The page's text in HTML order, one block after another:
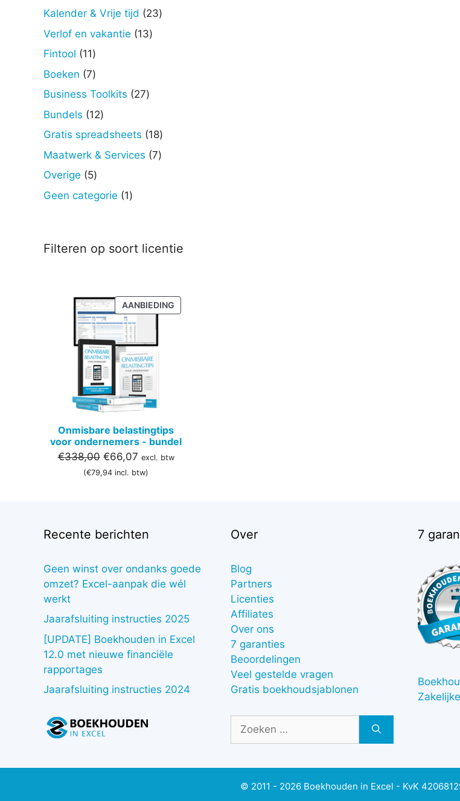
producten
Kalender & Vrije tijd 2323
Verlof en vakantie 1313
Fintool 1111
producten
Boeken 77
producten
Business Toolkits 2727
Bundels 1212
producten
Gratis spreadsheets 1818
producten
Maatwerk & Services 77
Overige 55
producten
Geen categorie 11
Filteren op soort licentie
AANBIEDINGPRODUCT
IN
Onmisbare belastingtips
voor ondernemers - bundel
€338,00 Oorspronkelijke
prijs
€66,07Huidige
prijs
excl. btw
(€79,94 incl. btw)
Recente berichten
Geen winst over ondanks goede
omzet? Excel-aanpak die wél
werkt
Jaarafsluiting instructies 2025
[UPDATE] Boekhouden in Excel
12.0 met nieuwe financiële
rapportages
Jaarafsluiting instructies 2024
Over
Blog
Partners
Licenties
Affiliates
Over ons
7 garanties
Beoordelingen
Veel gestelde vragen
Gratis boekhoudsjablonen
naar:
7
© 2011 - 2026 Boekhouden in Excel - KvK